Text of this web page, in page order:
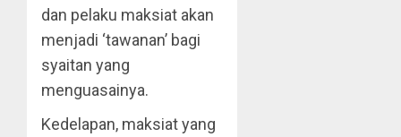
dan pelaku maksiat akan
menjadi ‘tawanan’ bagi
syaitan yang
menguasainya.
Kedelapan, maksiat yang